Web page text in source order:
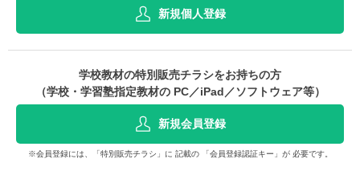
新規個人登録
学校教材の特別販売チラシをお持ちの方
（学校・学習塾指定教材の PC／iPad／ソフトウェア等）
新規会員登録
※会員登録には、「特別販売チラシ」に 記載の 「会員登録認証キー」が 必要です。